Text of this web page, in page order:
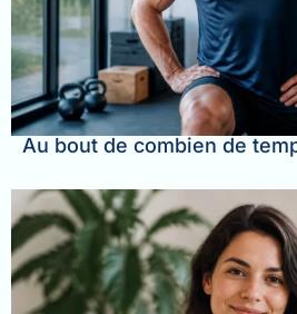
Au bout de combien de